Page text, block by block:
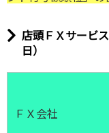
店頭ＦＸサービ
日）
ＦＸ会社